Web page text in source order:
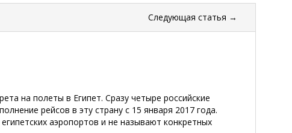
Следующая статья →
на полеты в Египет. Сразу четыре российские
рейсов в эту страну с 15 января 2017 года.
аэропортов и не называют конкретных